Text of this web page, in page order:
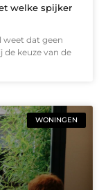
welke spijker
weet dat geen
de keuze van de
WONINGEN